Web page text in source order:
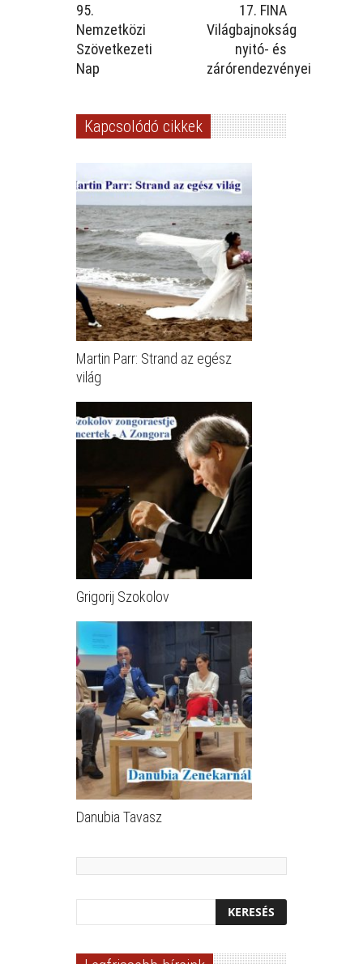
95.
Nemzetközi
Szövetkezeti
Nap
17. FINA
Világbajnokság
nyitó- és
zárórendezvényei
Kapcsolódó cikkek
Martin Parr: Strand az egész
világ
Grigorij Szokolov
Danubia Tavasz